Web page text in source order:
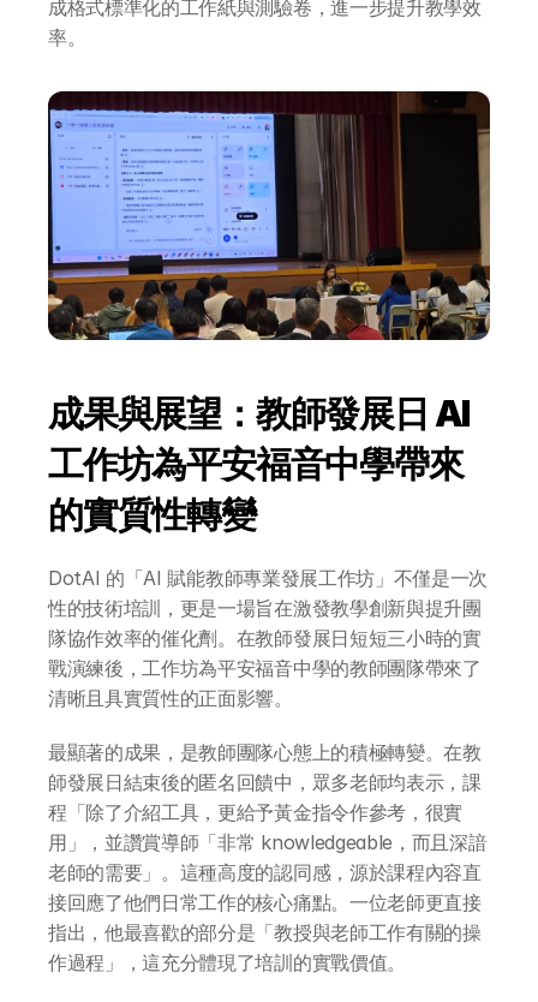
成格式標準化的工作紙與測驗卷，進一步提升教學效
率。
成果與展望：教師發展日 AI
工作坊為平安福音中學帶來
的實質性轉變
DotAI 的「AI 賦能教師專業發展工作坊」不僅是一次
性的技術培訓，更是一場旨在激發教學創新與提升團
隊協作效率的催化劑。在教師發展日短短三小時的實
戰演練後，工作坊為平安福音中學的教師團隊帶來了
清晰且具實質性的正面影響。
最顯著的成果，是教師團隊心態上的積極轉變。在教
師發展日結束後的匿名回饋中，眾多老師均表示，課
程「除了介紹工具，更給予黃金指令作參考，很實
用」，並讚賞導師「非常 knowledgeable，而且深諳
老師的需要」。這種高度的認同感，源於課程內容直
接回應了他們日常工作的核心痛點。一位老師更直接
指出，他最喜歡的部分是「教授與老師工作有關的操
作過程」，這充分體現了培訓的實戰價值。
關於 DotAI
AI 課程
全系列 30 小時
AI-in-One 全年 AI 學習通行證
全系列 29 小時
AI Builder 實戰訓練營
AI 應用主題班系列
DotAI 課程時間表
AI 活動
AI 攻略及資訊
AI 企業培訓
學校 AI 培訓
一年任學 AI 課程計劃